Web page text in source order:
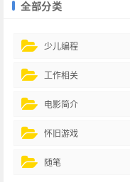
全部分类
少儿编程
工作相关
电影简介
怀旧游戏
随笔